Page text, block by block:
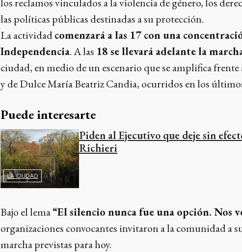
las políticas públicas destinadas a su protección.
La actividadcomenzará a las 17 con una
Independencia. A las 18 se llevará adelante la
ciudad, en medio de un escenario que se amplifica
y de Dulce María Beatriz Candia, ocurridos en los
Puede interesarte
LA CIUDAD
Piden al Ejecutivo que deje sin
Richieri
Bajo el lema“El silencio nunca fue una opción. Nos
organizaciones convocantes invitaron a la comunidad a
marcha previstas para hoy.